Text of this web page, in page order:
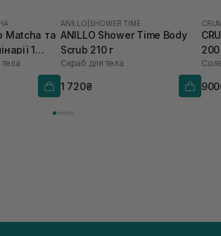
Matcha та
1
ANILLO SHOWER TIME
ANILLO Shower Time Body
Scrub 210 г
Скраб для тела
1 720₴